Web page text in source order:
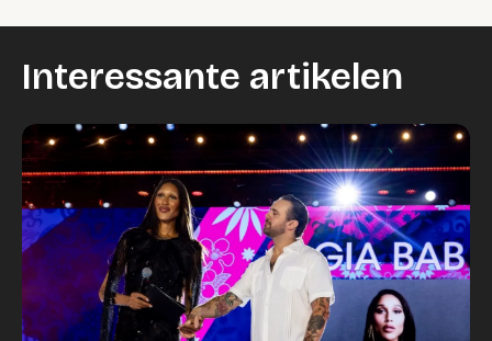
Interessante artikelen